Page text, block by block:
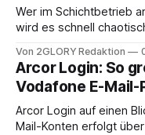
zusammentreffen oder
anstehen, zahlt sich
Wer im Schichtbetrieb
wird es schnell
abwesenheiten und die
Ihr personal digital zu
erfahren Sie alles, was
brauchen, von der
Von 2GLORY Redaktion
Arcor Login: So
Vodafone E-
Arcor Login auf einen Blick Die Anmeldung für alte
Mail-Konten erfolgt